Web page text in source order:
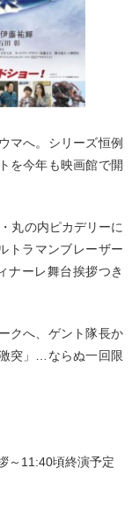
マへ。シリーズ恒例
を今年も映画館で開
丸の内ピカデリーに
トラマンブレーザー
ナーレ舞台挨拶つき
クへ、ゲント隊長か
突」…ならぬ一回限
～11:40頃終演予定